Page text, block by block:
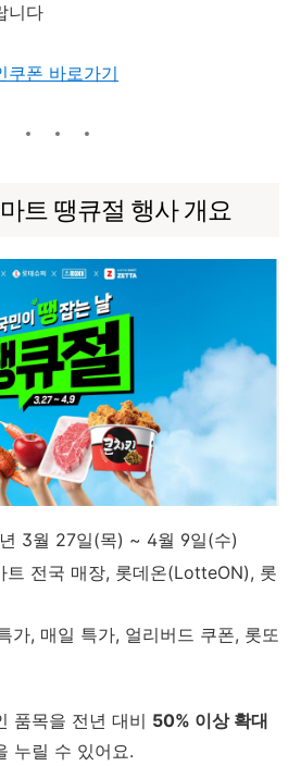
니다
폰 바로가기
트 땡큐절 행사 개요
3월 27일(목) ~ 4월 9일(수)
트 전국 매장, 롯데온(LotteON), 롯
가, 매일 특가, 얼리버드 쿠폰, 롯또
품목을 전년 대비 50% 이상 확대
누릴 수 있어요.